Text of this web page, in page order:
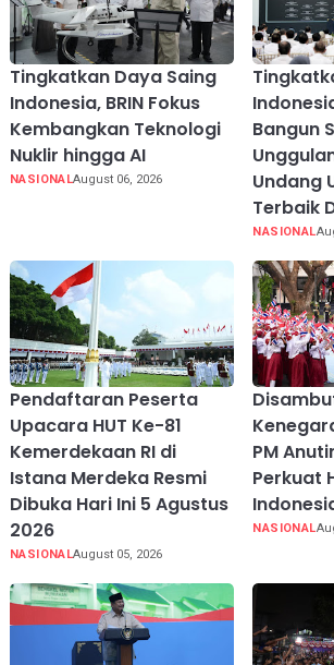
Tingkatkan Daya Saing
Indonesia, BRIN Fokus
Kembangkan Teknologi
Nuklir hingga AI
NASIONALAugust 06, 2026
Bangun
Undang
Terbaik
NASIONAL
Pendaftaran Peserta
Upacara HUT Ke-81
Kemerdekaan RI di
Istana Merdeka Resmi
Dibuka Hari Ini 5 Agustus
2026
NASIONALAugust 05, 2026
PM
Perkuat
NASIONAL